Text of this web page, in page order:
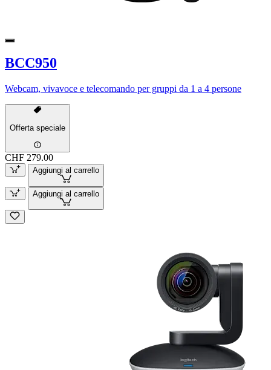
BCC950
Webcam, vivavoce e telecomando per gruppi da 1 a 4 persone
Offerta speciale
CHF 279.00
Aggiungi al carrello
Aggiungi al carrello